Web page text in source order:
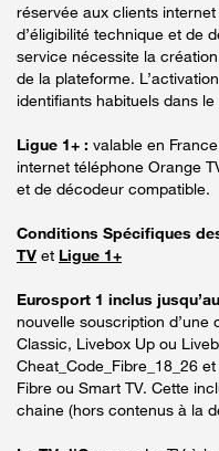
réservée aux clients
d’éligibilité technique et de
service nécessite la
de la plateforme.
identifiants habituels dans
Ligue 1+ : valable en
internet téléphone Orange
et de décodeur compatible.
Conditions Spécifiques
TV et Ligue 1+
Eurosport 1 inclus
nouvelle souscription d’une
Classic, Livebox Up ou
Cheat_Code_Fibre_18_26
Fibre ou Smart TV. Cette
chaine (hors contenus à la